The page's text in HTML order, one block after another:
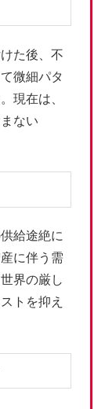
た後、不
微細パタ
現在は、
ない
給途絶に
に伴う需
界の厳し
トを抑え